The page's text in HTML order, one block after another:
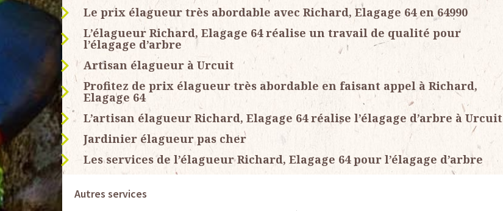
Le prix élagueur très abordable avec Richard, Elagage 64 en 64990
L’élagueur Richard, Elagage 64 réalise un travail de qualité pour
l’élagage d’arbre
Artisan élagueur à Urcuit
Profitez de prix élagueur très abordable en faisant appel à Richard,
Elagage 64
L’artisan élagueur Richard, Elagage 64 réalise l’élagage d’arbre à Urcuit
Jardinier élagueur pas cher
Les services de l’élagueur Richard, Elagage 64 pour l’élagage d’arbre
Autres services